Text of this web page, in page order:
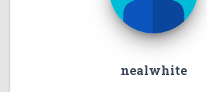
nealwhite